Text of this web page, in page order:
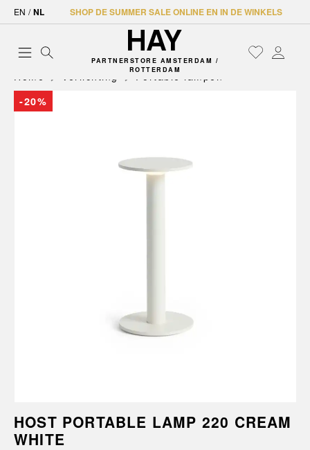
EN / NL SHOP DE SUMMER SALE ONLINE EN IN DE WINKELS
PARTNERSTORE AMSTERDAM /
ROTTERDAM
Home Verlichting
Portable lampen
-20%
HOST PORTABLE LAMP 220 CREAM
WHITE